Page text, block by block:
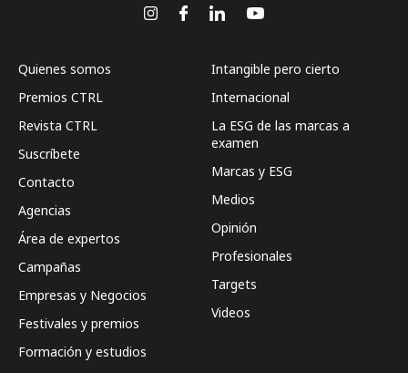
Quienes somos
Premios CTRL
Revista CTRL
Suscríbete
Contacto
Agencias
Área de expertos
Campañas
Empresas y Negocios
Festivales y premios
Formación y estudios
Intangible pero cierto
Internacional
La ESG de las marcas a
examen
Marcas y ESG
Medios
Opinión
Profesionales
Targets
Videos